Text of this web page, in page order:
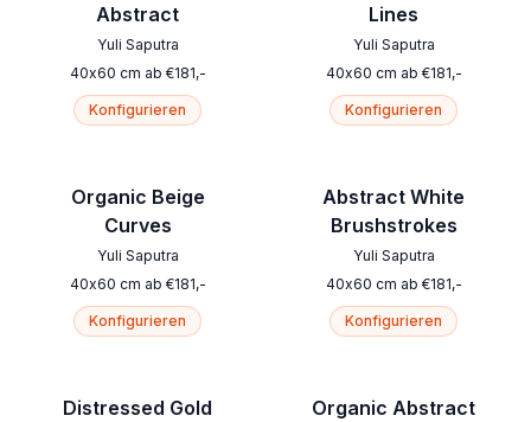
Abstract
Yuli Saputra
40x60 cm ab €181,-
Konfigurieren
Organic Beige
Curves
Yuli Saputra
40x60 cm ab €181,-
Konfigurieren
Distressed Gold
Lines
Yuli Saputra
40x60 cm ab €181,-
Konfigurieren
Abstract White
Brushstrokes
Yuli Saputra
40x60 cm ab €181,-
Konfigurieren
Organic Abstract